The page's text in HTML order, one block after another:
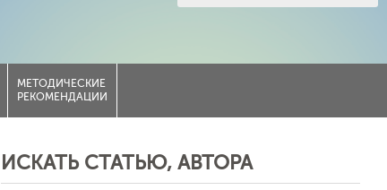
МЕТОДИЧЕСКИЕ
РЕКОМЕНДАЦИИ
ИСКАТЬ СТАТЬЮ, АВТОРА